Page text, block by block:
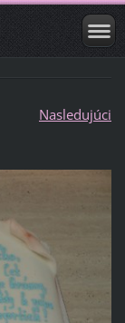
Nasledujúci